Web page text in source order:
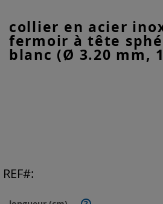
collier en acier
fermoir à tête
blanc (Ø 3.20 mm,
REF
to
the
beginning
of